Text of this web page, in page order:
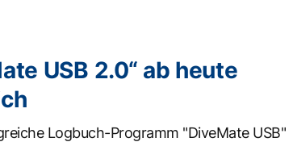
USB 2.0“ ab heute
Logbuch-Programm "DiveMate USB"